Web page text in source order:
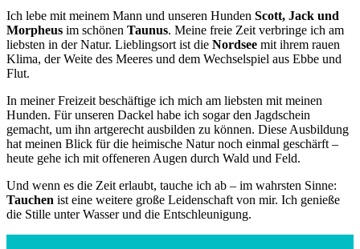
Ich lebe mit meinem Mann und unseren Hunden Scott, Jack und
Morpheus im schönen Taunus. Meine freie Zeit verbringe ich am
liebsten in der Natur. Lieblingsort ist die Nordsee mit ihrem rauen
Klima, der Weite des Meeres und dem Wechselspiel aus Ebbe und
Flut.
In meiner Freizeit beschäftige ich mich am liebsten mit meinen
Hunden. Für unseren Dackel habe ich sogar den Jagdschein
gemacht, um ihn artgerecht ausbilden zu können. Diese Ausbildung
hat meinen Blick für die heimische Natur noch einmal geschärft –
heute gehe ich mit offeneren Augen durch Wald und Feld.
Und wenn es die Zeit erlaubt, tauche ich ab – im wahrsten Sinne:
Tauchen ist eine weitere große Leidenschaft von mir. Ich genieße
die Stille unter Wasser und die Entschleunigung.